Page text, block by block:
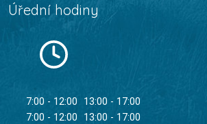
Úřední hodiny
7:00 - 12:00
13:00 - 17:00
7:00 - 12:00 13:00 - 17:00